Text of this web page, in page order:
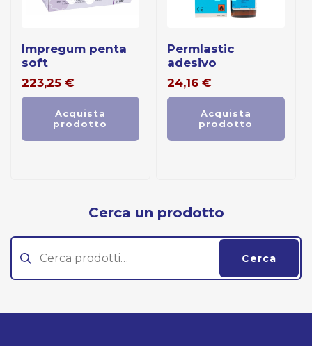
impregum penta
soft
223,25 €
Acquista
prodotto
permlastic
adesivo
24,16 €
Acquista
prodotto
Cerca un prodotto
Cerca:
Cerca